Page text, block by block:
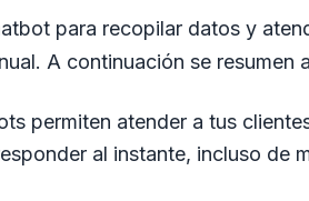
para recopilar datos y
A continuación se resumen
permiten atender a tus
al instante, incluso de